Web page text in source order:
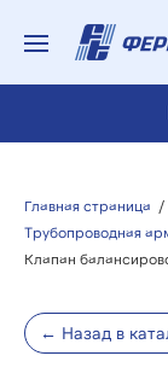
Главная страница /
Трубопроводная
Клапан
← Назад в